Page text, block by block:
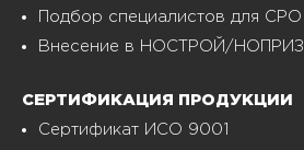
Подбор специалистов для СРО
Внесение в НОСТРОЙ/НОПРИЗ
СЕРТИФИКАЦИЯ ПРОДУКЦИИ
Сертификат ИСО 9001